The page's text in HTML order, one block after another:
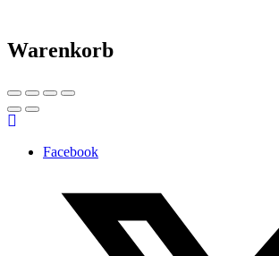
Warenkorb
Facebook